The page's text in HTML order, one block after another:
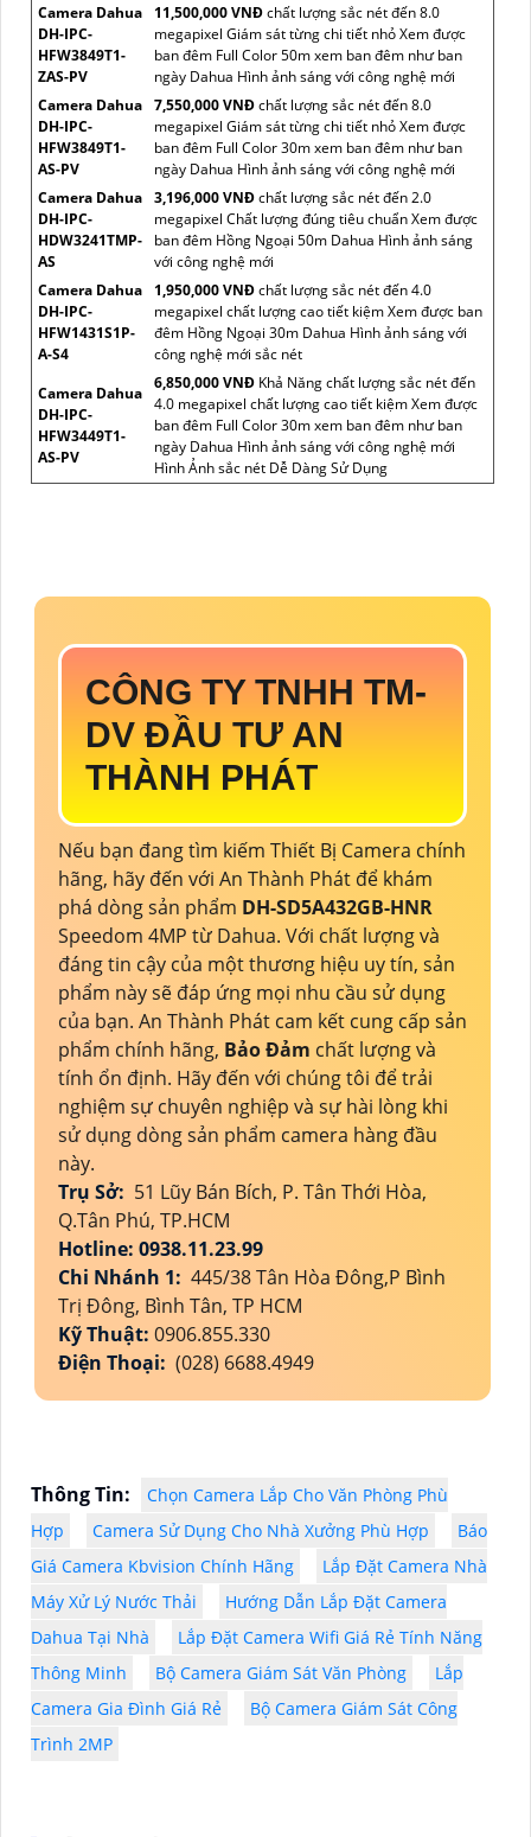
Camera Dahua
DH-IPC-
HFW3849T1-
ZAS-PV
11,500,000 VNĐchất lượng sắc nét đến 8.0
megapixel Giám sát từng chi tiết nhỏ Xem được
ban đêm Full Color 50m xem ban đêm như ban
ngày Dahua Hình ảnh sáng với công nghệ mới
Camera Dahua
DH-IPC-
HFW3849T1-
AS-PV
7,550,000 VNĐchất lượng sắc nét đến 8.0
megapixel Giám sát từng chi tiết nhỏ Xem được
ban đêm Full Color 30m xem ban đêm như ban
ngày Dahua Hình ảnh sáng với công nghệ mới
Camera Dahua
DH-IPC-
HDW3241TMP-
AS
3,196,000 VNĐchất lượng sắc nét đến 2.0
megapixel Chất lượng đúng tiêu chuẩn Xem được
ban đêm Hồng Ngoại 50m Dahua Hình ảnh sáng
với công nghệ mới
Camera Dahua
DH-IPC-
HFW1431S1P-
A-S4
1,950,000 VNĐchất lượng sắc nét đến 4.0
megapixel chất lượng cao tiết kiệm Xem được ban
đêm Hồng Ngoại 30m Dahua Hình ảnh sáng với
công nghệ mới sắc nét
Camera Dahua
DH-IPC-
HFW3449T1-
AS-PV
6,850,000 VNĐ Khả Năng chất lượng sắc nét đến
4.0 megapixel chất lượng cao tiết kiệm Xem được
ban đêm Full Color 30m xem ban đêm như ban
ngày Dahua Hình ảnh sáng với công nghệ mới
Hình Ảnh sắc nét Dễ Dàng Sử Dụng
CÔNG TY TNHH TM-
DV ĐẦU TƯ AN
THÀNH PHÁT
Nếu bạn đang tìm kiếm Thiết Bị Camera chính
hãng, hãy đến với An Thành Phát để khám
phá dòng sản phẩm DH-SD5A432GB-HNR
Speedom 4MP từ Dahua. Với chất lượng và
đáng tin cậy của một thương hiệu uy tín, sản
phẩm này sẽ đáp ứng mọi nhu cầu sử dụng
của bạn. An Thành Phát cam kết cung cấp sản
phẩm chính hãng, Bảo Đảm chất lượng và
tính ổn định. Hãy đến với chúng tôi để trải
nghiệm sự chuyên nghiệp và sự hài lòng khi
sử dụng dòng sản phẩm camera hàng đầu
này.
Trụ Sở: 51 Lũy Bán Bích, P. Tân Thới Hòa,
Q.Tân Phú, TP.HCM
Hotline: 0938.11.23.99
Chi Nhánh 1: 445/38 Tân Hòa Đông,P Bình
Trị Đông, Bình Tân, TP HCM
Kỹ Thuật: 0906.855.330
Điện Thoại: (028) 6688.4949
Thông Tin:
Chọn Camera Lắp Cho Văn Phòng Phù
Hợp
Camera Sử Dụng Cho Nhà Xưởng Phù Hợp
Báo
Giá Camera Kbvision Chính Hãng
Lắp Đặt Camera Nhà
Máy Xử Lý Nước Thải
Hướng Dẫn Lắp Đặt Camera
Dahua Tại Nhà
Lắp Đặt Camera Wifi Giá Rẻ Tính Năng
Thông Minh
Bộ Camera Giám Sát Văn Phòng
Lắp
Camera Gia Đình Giá Rẻ
Bộ Camera Giám Sát Công
Trình 2MP